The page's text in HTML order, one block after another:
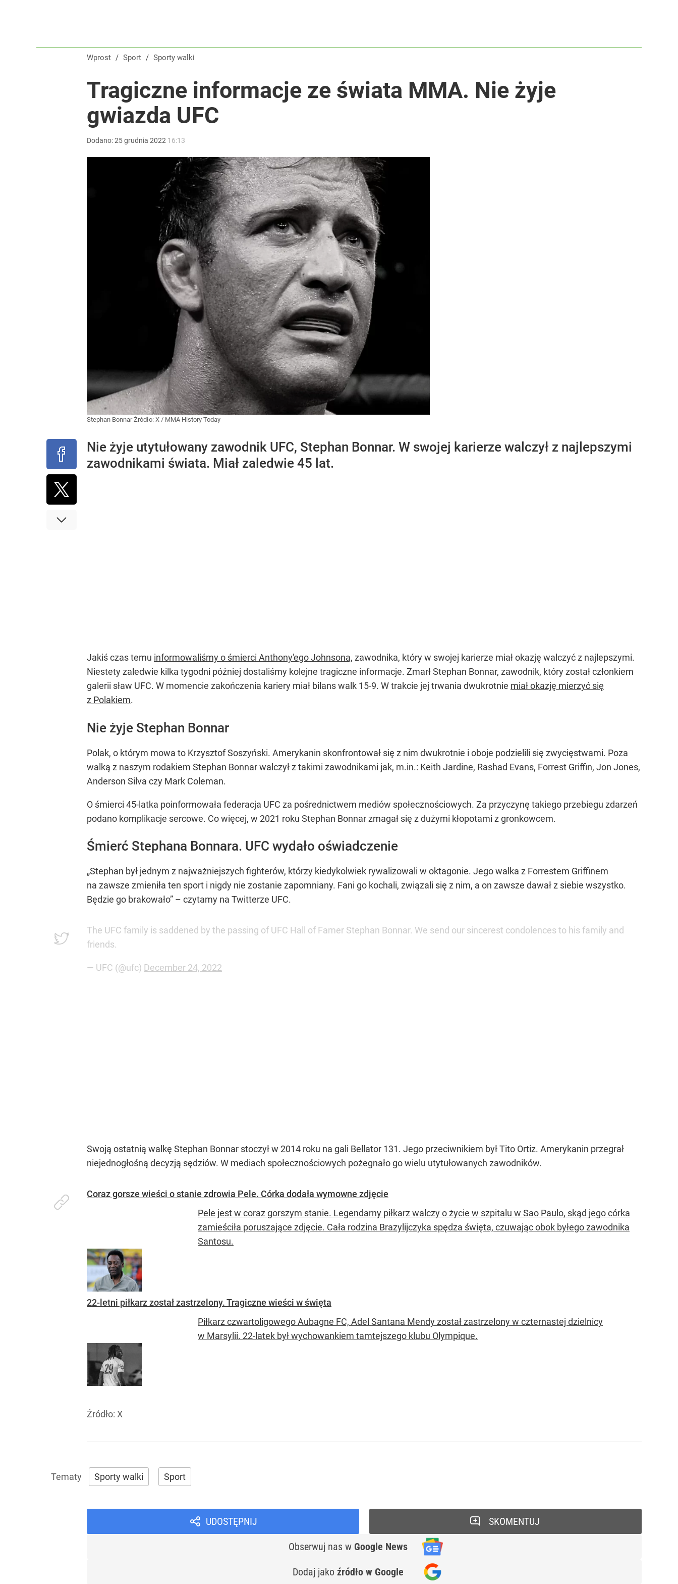
Wprost / Sport / Sporty walki
Tragiczne informacje ze świata MMA. Nie żyje
gwiazda UFC
Dodano:25grudnia 2022 16:13
Stephan BonnarŹródło: X / MMA History Today
Nie żyje utytułowany zawodnik UFC, Stephan Bonnar. W swojej karierze walczył z najlepszymi
zawodnikami świata. Miał zaledwie 45 lat.
Jakiś czas temu informowaliśmy o śmierci Anthony'ego Johnsona, zawodnika, który w swojej karierze miał okazję walczyć z najlepszymi.
Niestety zaledwie kilka tygodni później dostaliśmy kolejne tragiczne informacje. Zmarł Stephan Bonnar, zawodnik, który został członkiem
galerii sław UFC. W momencie zakończenia kariery miał bilans walk 15-9. W trakcie jej trwania dwukrotnie miał okazję mierzyć się
z Polakiem.
Nie żyje Stephan Bonnar
Polak, o którym mowa to Krzysztof Soszyński. Amerykanin skonfrontował się z nim dwukrotnie i oboje podzielili się zwycięstwami. Poza
walką z naszym rodakiem Stephan Bonnar walczył z takimi zawodnikami jak, m.in.: Keith Jardine, Rashad Evans, Forrest Griffin, Jon Jones,
Anderson Silva czy Mark Coleman.
O śmierci 45-latka poinformowała federacja UFC za pośrednictwem mediów społecznościowych. Za przyczynę takiego przebiegu zdarzeń
podano komplikacje sercowe. Co więcej, w 2021 roku Stephan Bonnar zmagał się z dużymi kłopotami z gronkowcem.
Śmierć Stephana Bonnara. UFC wydało oświadczenie
„Stephan był jednym z najważniejszych fighterów, którzy kiedykolwiek rywalizowali w oktagonie. Jego walka z Forrestem Griffinem
na zawsze zmieniła ten sport i nigdy nie zostanie zapomniany. Fani go kochali, związali się z nim, a on zawsze dawał z siebie wszystko.
Będzie go brakowało” – czytamy na Twitterze UFC.
The UFC family is saddened by the passing of UFC Hall of Famer Stephan Bonnar. We send our sincerest condolences to his family and
friends.
— UFC (@ufc) December 24, 2022
Swoją ostatnią walkę Stephan Bonnar stoczył w 2014 roku na gali Bellator 131. Jego przeciwnikiem był Tito Ortiz. Amerykanin przegrał
niejednogłośną decyzją sędziów. W mediach społecznościowych pożegnało go wielu utytułowanych zawodników.
Coraz gorsze wieści o stanie zdrowia Pele. Córka dodała wymowne zdjęcie
Pele jest w coraz gorszym stanie. Legendarny piłkarz walczy o życie w szpitalu w Sao Paulo, skąd jego córka
zamieściła poruszające zdjęcie. Cała rodzina Brazylijczyka spędza święta, czuwając obok byłego zawodnika
Santosu.
22-letni piłkarz został zastrzelony. Tragiczne wieści w święta
Piłkarz czwartoligowego Aubagne FC, Adel Santana Mendy został zastrzelony w czternastej dzielnicy
w Marsylii. 22-latek był wychowankiem tamtejszego klubu Olympique.
Źródło: X
Sporty walki Sport
UDOSTĘPNIJ
Obserwuj nas w Google News
Dodaj jako źródło w Google
SKOMENTUJ